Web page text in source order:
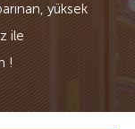
yüksek
ile
!